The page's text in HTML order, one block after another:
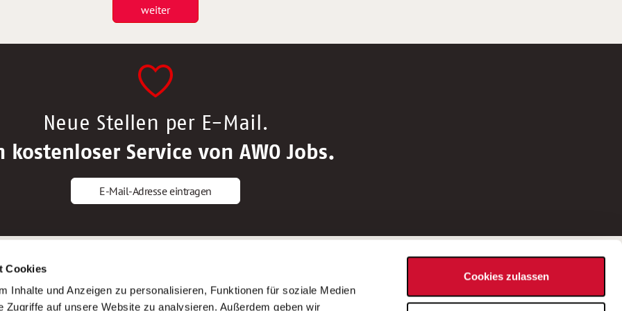
Cookies
Inhalte und Anzeigen zu personalisieren, Funktionen für soziale Medien
Zugriffe auf unsere Website zu analysieren. Außerdem geben wir
Cookies zulassen
weiter
Neue Stellen per E-Mail.
kostenloser Service von AWO Jobs.
E-Mail-Adresse eintragen
Altenpfleger*in
Krankenpfleger*in
AWO Gliederungen nach Bundesland
Stellenangebote nach Bundesländern